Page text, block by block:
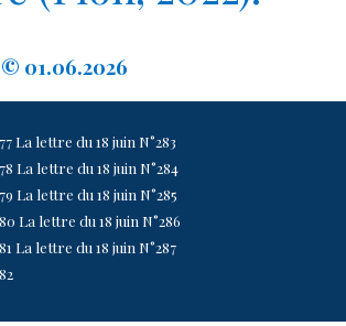
© 01.06.2026
La lettre du 18 juin N°283
La lettre du 18 juin N°284
9 La lettre du 18 juin N°285
80 La lettre du 18 juin N°286
81 La lettre du 18 juin N°287
82